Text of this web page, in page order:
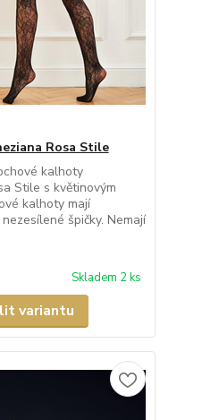
Rosa Stile
kalhoty
Stile s květinovým
kalhoty mají
špičky. Nemají
Skladem 2 ks
variantu